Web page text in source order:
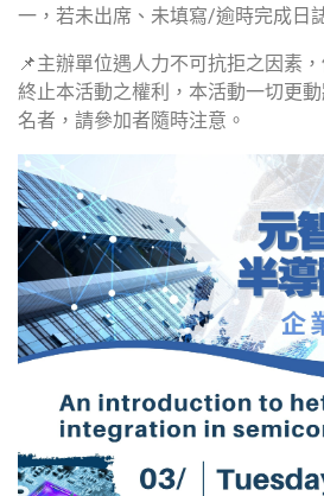
一，若未出席、未填寫/逾時完成日
📌主辦單位遇人力不可抗拒之因素
終止本活動之權利，本活動一切更
名者，請參加者隨時注意。